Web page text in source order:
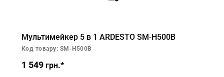
Мультимейкер 5 в 1 ARDESTO SM-H500B
Код товару: SM-H500B
1 549 грн.*